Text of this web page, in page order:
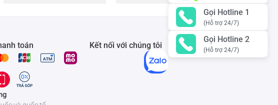
toán Kết nối với chúng tôi
Gọi Hotline 1
(Hỗ trợ 24/7)
Gọi Hotline 2
(Hỗ trợ 24/7)